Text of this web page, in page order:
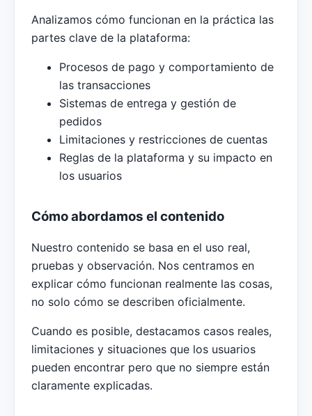
Analizamos cómo funcionan en la práctica las
partes clave de la plataforma:
Procesos de pago y comportamiento de
las transacciones
Sistemas de entrega y gestión de
pedidos
Limitaciones y restricciones de cuentas
Reglas de la plataforma y su impacto en
los usuarios
Cómo abordamos el contenido
Nuestro contenido se basa en el uso real,
pruebas y observación. Nos centramos en
explicar cómo funcionan realmente las cosas,
no solo cómo se describen oficialmente.
Cuando es posible, destacamos casos reales,
limitaciones y situaciones que los usuarios
pueden encontrar pero que no siempre están
claramente explicadas.